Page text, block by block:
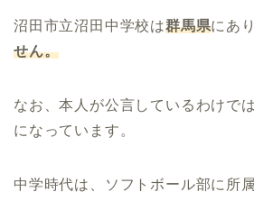
沼田市立沼田中学校は群馬県にあり
せん。
なお、本人が公言しているわけで
になっています。
中学時代は、ソフトボール部に所